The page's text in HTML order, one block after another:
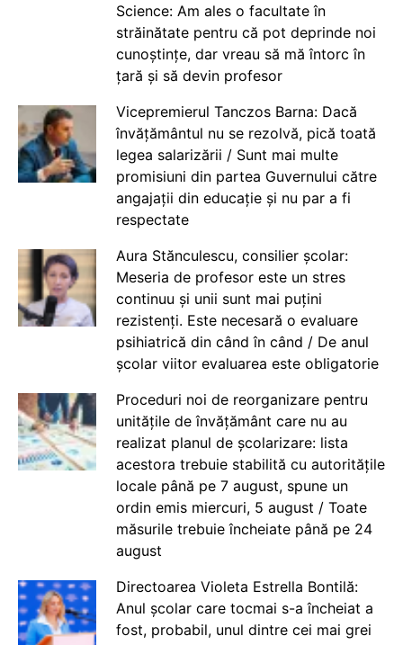
Science: Am ales o facultate în
străinătate pentru că pot deprinde noi
cunoștințe, dar vreau să mă întorc în
țară și să devin profesor
Vicepremierul Tanczos Barna: Dacă
învățământul nu se rezolvă, pică toată
legea salarizării / Sunt mai multe
promisiuni din partea Guvernului către
angajații din educație și nu par a fi
respectate
Aura Stănculescu, consilier școlar:
Meseria de profesor este un stres
continuu și unii sunt mai puțini
rezistenți. Este necesară o evaluare
psihiatrică din când în când / De anul
școlar viitor evaluarea este obligatorie
Proceduri noi de reorganizare pentru
unitățile de învățământ care nu au
realizat planul de școlarizare: lista
acestora trebuie stabilită cu autoritățile
locale până pe 7 august, spune un
ordin emis miercuri, 5 august / Toate
măsurile trebuie încheiate până pe 24
august
Directoarea Violeta Estrella Bontilă:
Anul școlar care tocmai s-a încheiat a
fost, probabil, unul dintre cei mai grei